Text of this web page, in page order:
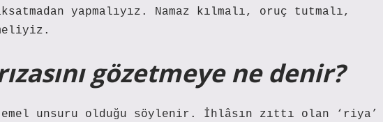
yapmalıyız. Namaz kılmalı, oruç tutmalı,
gözetmeye ne denir?
unsuru olduğu söylenir. İhlâsın zıttı olan ‘riya’